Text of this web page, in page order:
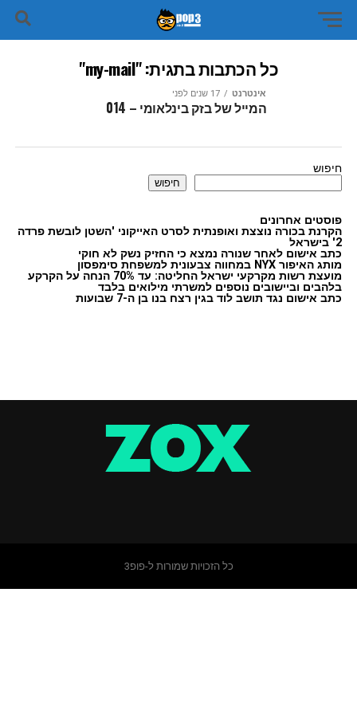
כל הכתבות בתגית: "my-mail"
אינטרנט 17 שנים לפני
המייל של בזק בינלאומי – 014
חיפוש
חיפוש
פוסטים אחרונים
הקרנת בכורה נוצצת ואופנתית לסרט האייקוני 'השטן לובשת פרדה
2' בישראל
כתב אישום לאחר שנורה נמצא כי החזיק נשק לא חוקי
מותג האיפור NYX במחווה צבעונית למשפחת סימפסון
מועצת רשות מקרקעי ישראל החליטה: עד 70% הנחה על הקרקע
בלהבים וביישובים נוספים למשרתי מילואים בלבד
כתב אישום נגד תושב לוד בגין רצח בנו בן ה-7 שבועות
כל הזכויות שמורות ל-פופ3